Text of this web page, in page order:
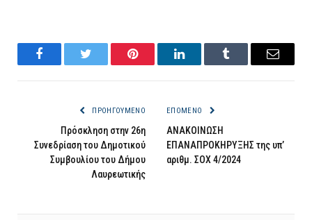
FacebookTwitter Pinterest LinkedInTumblr Email
ΠΡΟΗΓΟΎΜΕΝΟ
Πρόσκληση στην 26η
Συνεδρίαση του Δημοτικού
Συμβουλίου του Δήμου
Λαυρεωτικής
ΕΠΌΜΕΝΟ
ΑΝΑΚΟΙΝΩΣΗ
ΕΠΑΝΑΠΡΟΚΗΡΥΞΗΣ της υπ’
αριθμ. ΣΟΧ 4/2024